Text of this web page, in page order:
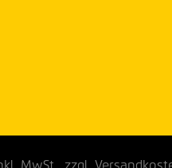
MwSt., zzgl.